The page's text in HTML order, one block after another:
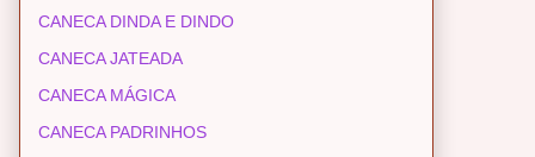
CANECA DINDA E DINDO
CANECA JATEADA
CANECA MÁGICA
CANECA PADRINHOS